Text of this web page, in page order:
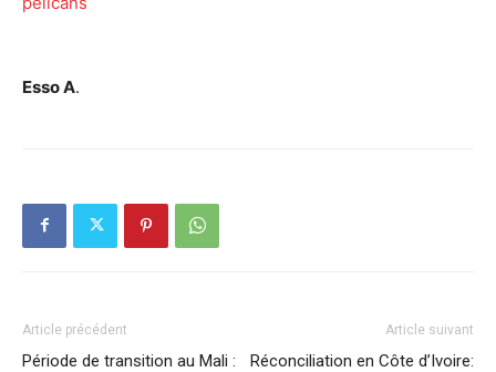
Esso A.
Article précédent
Période de transition au Mali :
Article suivant
Réconciliation en Côte d’Ivoire: